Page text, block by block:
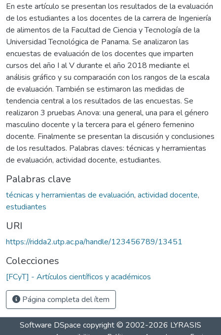
En este artículo se presentan los resultados de la evaluación
de los estudiantes a los docentes de la carrera de Ingeniería
de alimentos de la Facultad de Ciencia y Tecnología de la
Universidad Tecnológica de Panama. Se analizaron las
encuestas de evaluación de los docentes que imparten
cursos del año I al V durante el año 2018 mediante el
análisis gráfico y su comparación con los rangos de la escala
de evaluación. También se estimaron las medidas de
tendencia central a los resultados de las encuestas. Se
realizaron 3 pruebas Anova: una general, una para el género
masculino docente y la tercera para el género femenino
docente. Finalmente se presentan la discusión y conclusiones
de los resultados. Palabras claves: técnicas y herramientas
de evaluación, actividad docente, estudiantes.
Palabras clave
técnicas y herramientas de evaluación, actividad docente,
estudiantes
URI
https://ridda2.utp.ac.pa/handle/123456789/13451
Colecciones
[FCyT] - Artículos científicos y académicos
Página completa del ítem
Software DSpace copyright © 2002-2026 LYRASIS